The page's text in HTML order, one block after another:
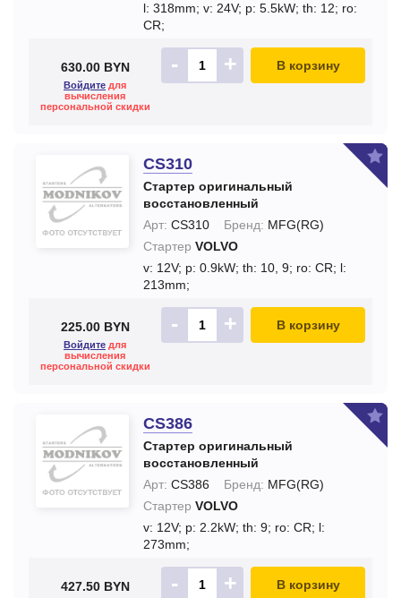
l: 318mm; v: 24V; p: 5.5kW; th: 12; ro:
CR;
630.00 BYN
Войдите для
вычисления
персональной скидки
- + В корзину
CS310
Стартер оригинальный
восстановленный
Арт: CS310 Бренд: MFG(RG)
Стартер VOLVO
v: 12V; p: 0.9kW; th: 10, 9; ro: CR; l:
213mm;
225.00 BYN
Войдите для
вычисления
персональной скидки
- + В корзину
CS386
Стартер оригинальный
восстановленный
Арт: CS386 Бренд: MFG(RG)
Стартер VOLVO
v: 12V; p: 2.2kW; th: 9; ro: CR; l:
273mm;
427.50 BYN - + В корзину